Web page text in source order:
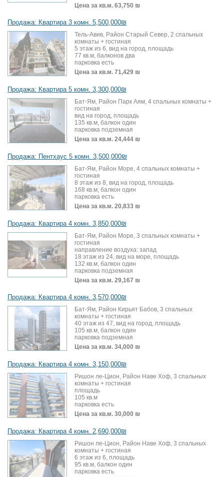
Цена за кв.м. 63,750 ₪
Продажа: Квартира 3 комн. 5,500,000₪
Тель-Авив, Район Старый Север, 2 спальных
комнаты + гостиная
5 этаж из 6, вид на город, площадь
77 кв.м, балконов два
парковка есть
Цена за кв.м. 71,429 ₪
Продажа: Квартира 5 комн. 3,300,000₪
Бат-Ям, Район Парк Аям, 4 спальных комнаты +
гостиная
вид на город, площадь
135 кв.м, балкон один
парковка подземная
Цена за кв.м. 24,444 ₪
Продажа: Пентхаус 5 комн. 3,500,000₪
Бат-Ям, Район Море, 4 спальных комнаты +
гостиная
8 этаж из 8, вид на город, площадь
168 кв.м, балкон один
парковка есть
Цена за кв.м. 20,833 ₪
Продажа: Квартира 4 комн. 3,850,000₪
Бат-Ям, Район Море, 3 спальных комнаты +
гостиная
направление воздуха: запад
18 этаж из 24, вид на море, площадь
132 кв.м, балкон один
парковка подземная
Цена за кв.м. 29,167 ₪
Продажа: Квартира 4 комн. 3,570,000₪
Бат-Ям, Район Кирьят Бабов, 3 спальных
комнаты + гостиная
40 этаж из 47, вид на город, площадь
105 кв.м, балкон один
парковка подземная
Цена за кв.м. 34,000 ₪
Продажа: Квартира 4 комн. 3,150,000₪
Ришон ле-Цион, Район Наве Хоф, 3 спальных
комнаты + гостиная
площадь
105 кв.м
парковка есть
Цена за кв.м. 30,000 ₪
Продажа: Квартира 4 комн. 2,690,000₪
Ришон ле-Цион, Район Наве Хоф, 3 спальных
комнаты + гостиная
6 этаж из 6, площадь
95 кв.м, балкон один
парковка есть